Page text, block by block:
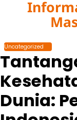
Uncategorized
Dunia: